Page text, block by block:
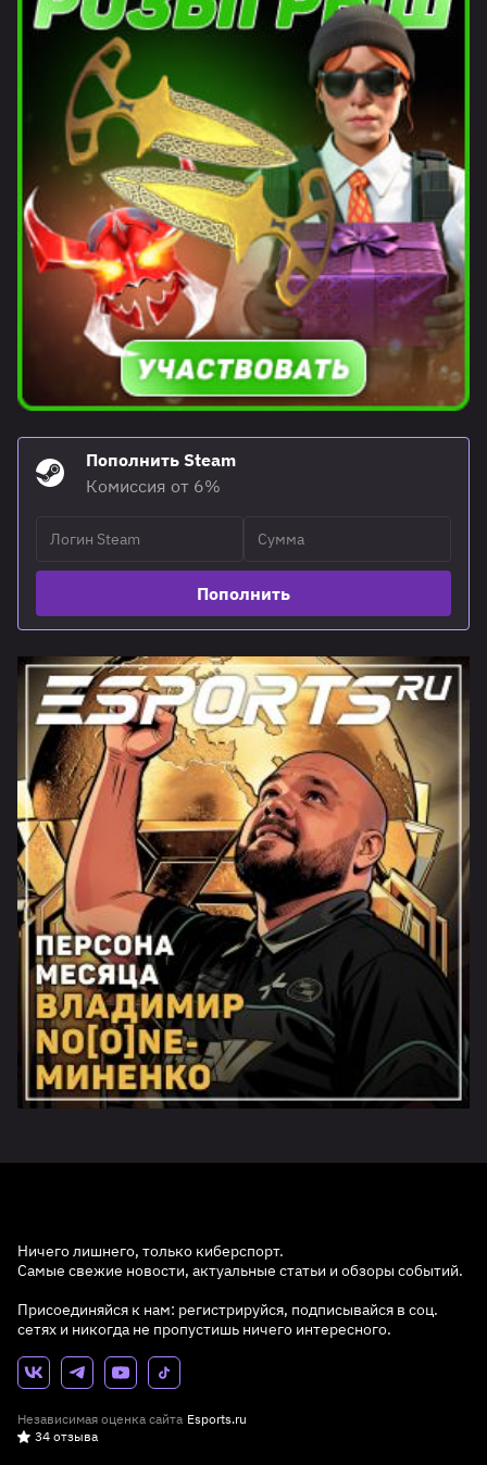
Пополнить Steam
Комиссия от 6%
Пополнить
Ничего лишнего, только киберспорт.
Самые свежие новости, актуальные статьи и обзоры событий.
Присоединяйся к нам: регистрируйся, подписывайся в соц.
сетях и никогда не пропустишь ничего интересного.
Независимая оценка сайта Esports.ru
34 отзыва